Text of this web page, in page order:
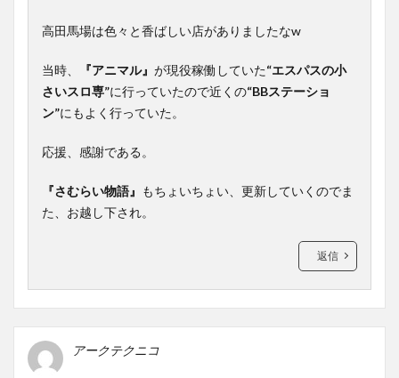
高田馬場は色々と香ばしい店がありましたなw
当時、 『アニマル』 が現役稼働していた“エスパスの小
さいスロ専”に行っていたので近くの“BBステーショ
ン”にもよく行っていた。
応援、感謝である。
『さむらい物語』 もちょいちょい、更新していくのでま
た、お越し下され。
返信
アークテクニコ